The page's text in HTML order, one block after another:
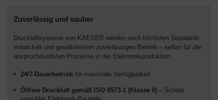
Zuverlässig und sauber
Druckluftsysteme von KAESER werden nach höchsten Standards
entwickelt und gewährleisten zuverlässigen Betrieb – selbst für die
anspruchsvollsten Prozesse in der Elektronikproduktion.
24/7-Dauerbetrieb für maximale Verfügbarkeit
Ölfreie Druckluft gemäß ISO 8573-1 (Klasse 0) – Schutz